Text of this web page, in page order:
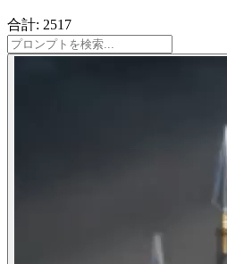
合計: 2517